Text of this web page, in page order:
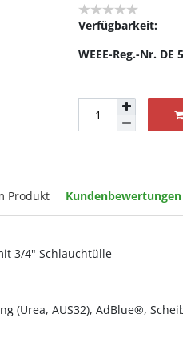
Verfügbarkeit:
WEEE-Reg.-Nr. DE
Produkt Kundenbewertungen
3/4" Schlauchtülle
(Urea, AUS32), AdBlue®,